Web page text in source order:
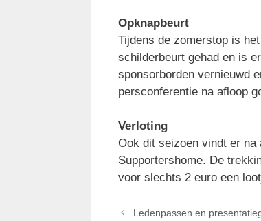
Opknapbeurt
Tijdens de zomerstop is
schilderbeurt gehad en is
sponsorborden vernieuwd
persconferentie na afloop
Verloting
Ook dit seizoen vindt er
Supportershome. De
voor slechts 2 euro een
Ledenpassen en